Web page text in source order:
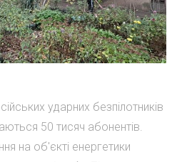
ударних безпілотників
50 тисяч абонентів.
на об'єкті енергетики